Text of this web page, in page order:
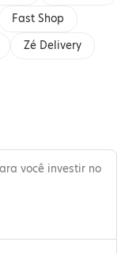
Fast Shop
Zé Delivery
você investir no